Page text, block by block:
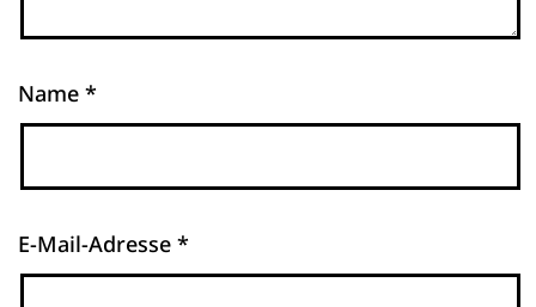
Name *
E-Mail-Adresse *